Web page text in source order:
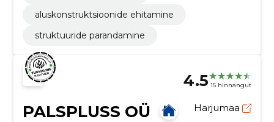
aluskonstruktsioonide ehitamine
struktuuride parandamine
4.5 15 hinnangut
PALSPLUSS OÜ Harjumaa